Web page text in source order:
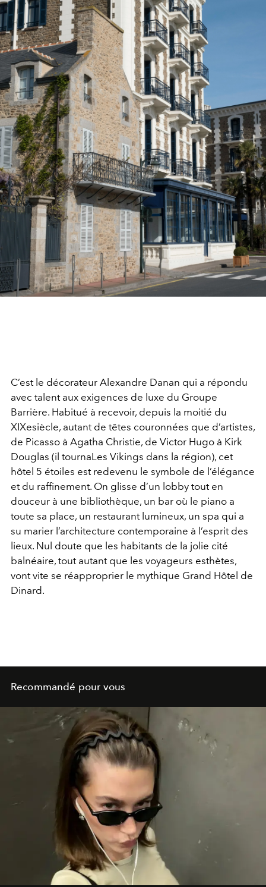
C’est le décorateur Alexandre Danan qui a répondu
avec talent aux exigences de luxe du Groupe
Barrière. Habitué à recevoir, depuis la moitié du
XIXesiècle, autant de têtes couronnées que d’artistes,
de Picasso à Agatha Christie, de Victor Hugo à Kirk
Douglas (il tournaLes Vikings dans la région), cet
hôtel 5 étoiles est redevenu le symbole de l’élégance
et du raffinement. On glisse d’un lobby tout en
douceur à une bibliothèque, un bar où le piano a
toute sa place, un restaurant lumineux, un spa qui a
su marier l’architecture contemporaine à l’esprit des
lieux. Nul doute que les habitants de la jolie cité
balnéaire, tout autant que les voyageurs esthètes,
vont vite se réapproprier le mythique Grand Hôtel de
Dinard.
Recommandé pour vous